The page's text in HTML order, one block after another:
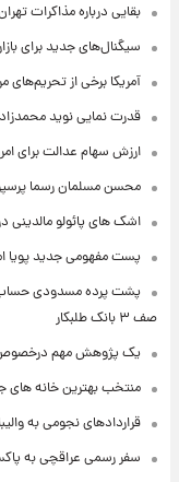
بقایی درباره مذاکرات
سیگنال‌های جدید برای
آمریکا برخی از
قدرت نمایی نوید
ارزش سهام عدالت برای امروز
محسن مسلمان رسما
اشک های پائولو مالدینی
پست مفهومی جدید پویا
پشت پرده‌ مسدودی
صف ۳ بانک طلبکار
یک پژوهش مهم درخصوص
منتخب بهترین خانه های
قراردادهای نجومی به
سفر رسمی عراقچی به